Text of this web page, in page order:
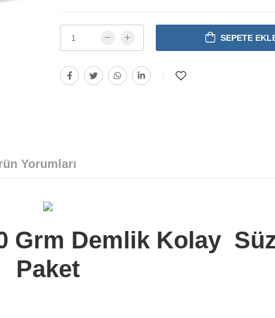
SEPETE
Yorumları
Grm Demlik Kolay
Paket